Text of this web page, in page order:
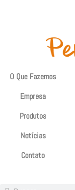
O Que Fazemos
Empresa
Produtos
Notícias
Contato